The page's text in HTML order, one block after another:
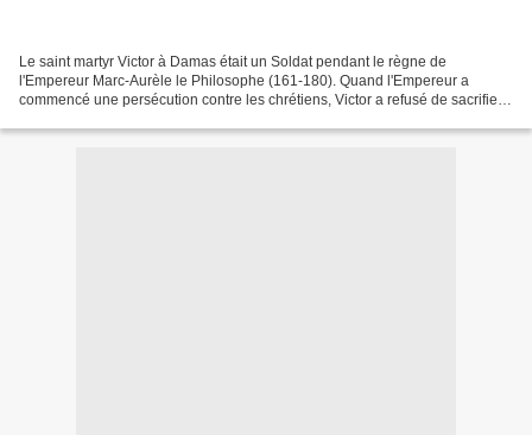
Le saint martyr Victor à Damas était un Soldat pendant le règne de
l'Empereur Marc-Aurèle le Philosophe (161-180). Quand l'Empereur a
commencé une persécution contre les chrétiens, Victor a refusé de sacrifier